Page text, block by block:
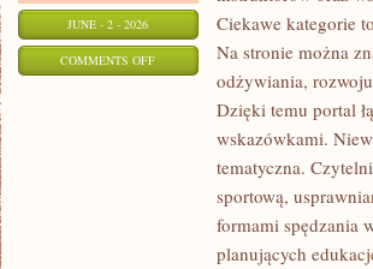
JUNE - 2 - 2026
COMMENTS OFFON
ĆWICZENIA
Ciekawe kategorie
Na stronie można
odżywiania,
Dzięki temu portal
wskazówkami.
tematyczna.
sportową,
formami spędzania
planujących